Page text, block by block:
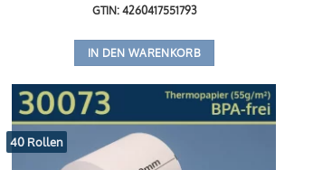
GTIN: 4260417551793
IN DEN WARENKORB
40 Rollen